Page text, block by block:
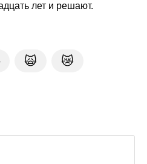
лет и решают.
🙀 😿